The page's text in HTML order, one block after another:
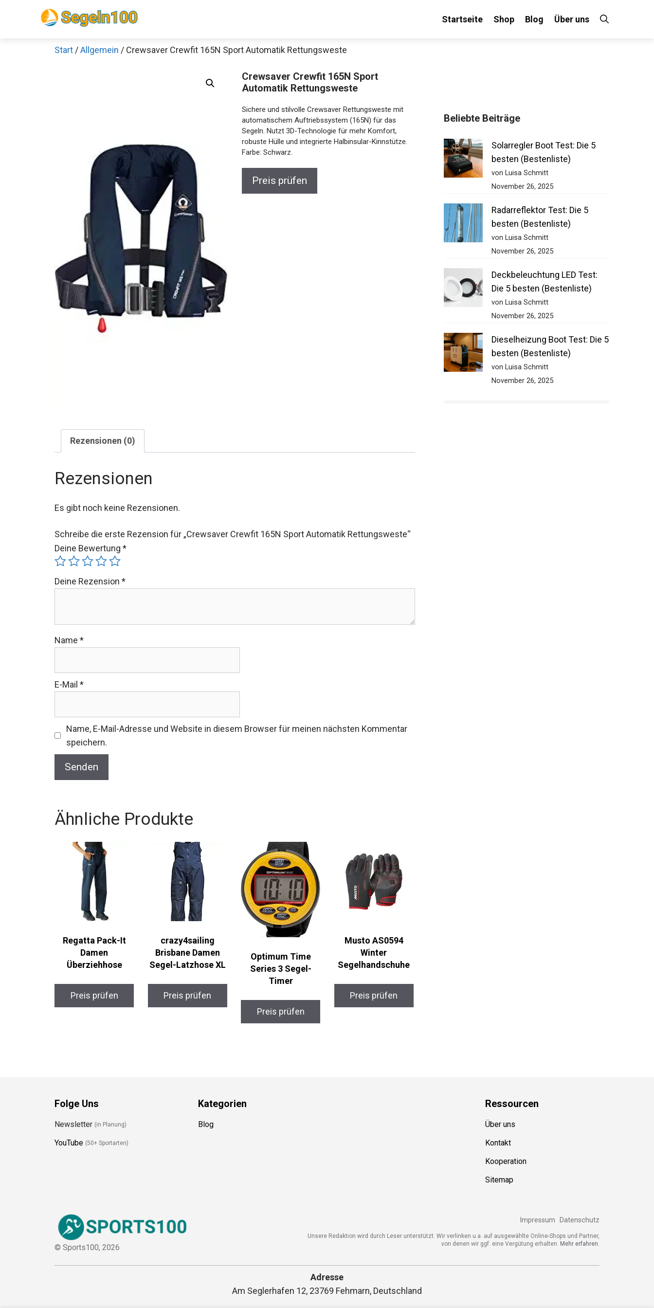
Startseite Shop Blog Über uns
Start /Allgemein / Crewsaver Crewfit 165N Sport Automatik Rettungsweste
Crewsaver Crewfit 165N Sport
Automatik Rettungsweste
Sichere und stilvolle Crewsaver Rettungsweste mit
automatischem Auftriebssystem (165N) für das
Segeln. Nutzt 3D-Technologie für mehr Komfort,
robuste Hülle und integrierte Halbinsular-Kinnstütze.
Farbe: Schwarz.
Preis prüfen
Rezensionen (0)
Rezensionen
Es gibt noch keine Rezensionen.
Schreibe die erste Rezension für „Crewsaver Crewfit 165N Sport Automatik
Rettungsweste“
Deine Bewertung
Deine Rezension*
Name*
E-Mail*
Name, E-Mail-Adresse und Website in diesem Browser für meinen nächsten Kommentar
speichern.
Ähnliche Produkte
Regatta Pack-It
Damen
Preis prüfen
crazy4sailing
Brisbane Damen
Segel-Latzhose XL
Preis prüfen
Optimum Time
Series 3 Segel-
Preis prüfen
Musto AS0594
Winter
Segelhandschuhe
Preis prüfen
Beliebte Beiträge
Solarregler Boot Test: Die 5
besten (Bestenliste)
von Luisa Schmitt
November 26, 2025
Radarreflektor Test: Die 5
besten (Bestenliste)
von Luisa Schmitt
November 26, 2025
Deckbeleuchtung LED Test:
Die 5 besten (Bestenliste)
von Luisa Schmitt
November 26, 2025
Dieselheizung Boot Test: Die
5 besten (Bestenliste)
von Luisa Schmitt
November 26, 2025
Folge Uns Kategorien Ressourcen
Kooperation
Sitemap
© Sports100,
Unsere Redaktion wird durch Leser unterstützt. Wir verlinken u.a. auf ausgewählte Online-Shops und Partner,
Am Seglerhafen 12, 23769 Fehmarn, Deutschland
Decathlon Sale
Schaue dir jetzt die meistverkauften Produkte im Sale bei Decathlon an!
Jetzt anschauen